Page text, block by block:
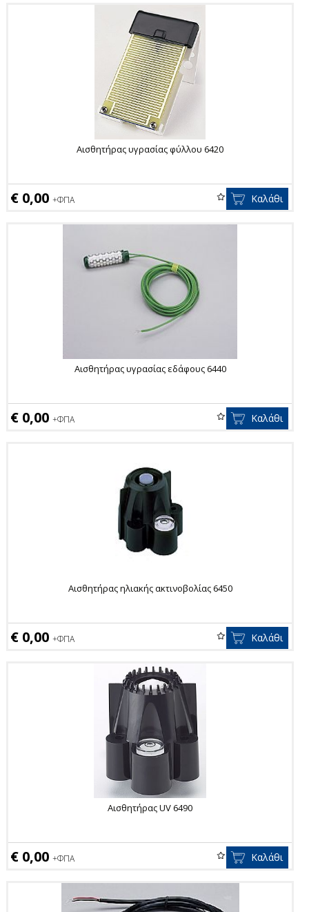
Αισθητήρας υγρασίας φύλλου 6420
€ 0,00 +ΦΠΑ Καλάθι
Αισθητήρας υγρασίας εδάφους 6440
€ 0,00 +ΦΠΑ Καλάθι
Αισθητήρας ηλιακής ακτινοβολίας 6450
€ 0,00 +ΦΠΑ Καλάθι
Αισθητήρας UV 6490
€ 0,00 +ΦΠΑ Καλάθι